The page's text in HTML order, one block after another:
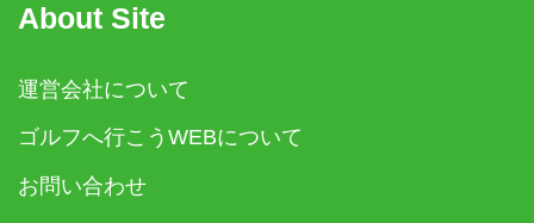
About Site
運営会社について
ゴルフへ行こうWEBについて
お問い合わせ